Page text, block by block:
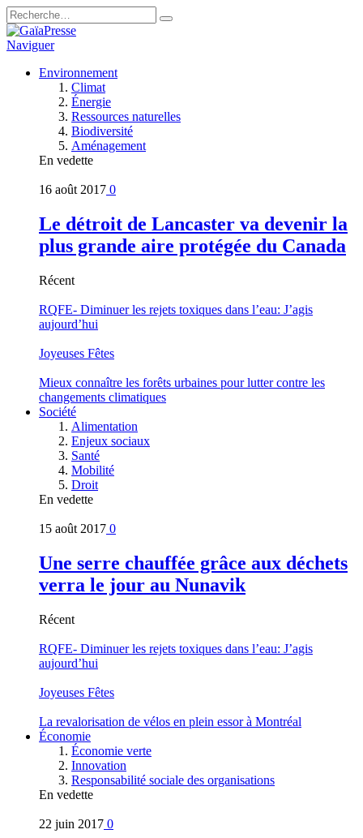
Naviguer
Environnement
Climat
Énergie
Ressources naturelles
Biodiversité
Aménagement
En vedette
16 août 2017 0
Le détroit de Lancaster va devenir la
plus grande aire protégée du Canada
Récent
RQFE- Diminuer les rejets toxiques dans l’eau: J’agis
aujourd’hui
Joyeuses Fêtes
Mieux connaître les forêts urbaines pour lutter contre les
changements climatiques
Société
Alimentation
Enjeux sociaux
Santé
Mobilité
Droit
En vedette
15 août 2017 0
Une serre chauffée grâce aux déchets
verra le jour au Nunavik
Récent
RQFE- Diminuer les rejets toxiques dans l’eau: J’agis
aujourd’hui
Joyeuses Fêtes
La revalorisation de vélos en plein essor à Montréal
Économie
Économie verte
Innovation
Responsabilité sociale des organisations
En vedette
22 juin 2017 0